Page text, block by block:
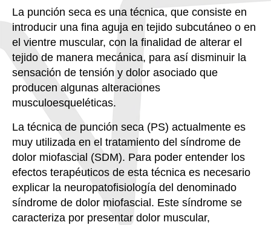
La punción seca es una técnica, que consiste en
introducir una fina aguja en tejido subcutáneo o en
el vientre muscular, con la finalidad de alterar el
tejido de manera mecánica, para así disminuir la
sensación de tensión y dolor asociado que
producen algunas alteraciones
musculoesqueléticas.
La técnica de punción seca (PS) actualmente es
muy utilizada en el tratamiento del síndrome de
dolor miofascial (SDM). Para poder entender los
efectos terapéuticos de esta técnica es necesario
explicar la neuropatofisiología del denominado
síndrome de dolor miofascial. Este síndrome se
caracteriza por presentar dolor muscular,